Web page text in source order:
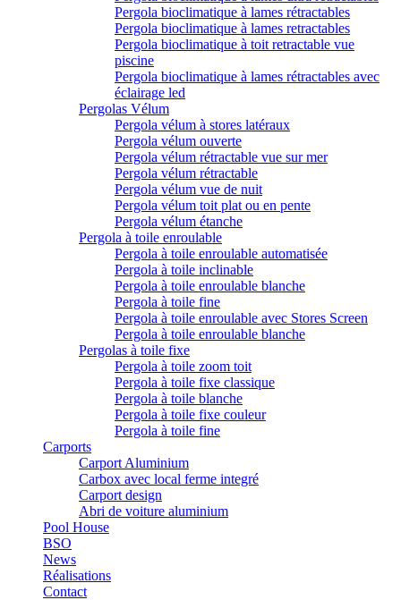
Pergola bioclimatique à lames rétractables
Pergola bioclimatique à lames retractables
Pergola bioclimatique à toit retractable vue
piscine
Pergola bioclimatique à lames rétractables avec
éclairage led
Pergolas Vélum
Pergola vélum à stores latéraux
Pergola vélum ouverte
Pergola vélum rétractable vue sur mer
Pergola vélum rétractable
Pergola vélum vue de nuit
Pergola vélum toit plat ou en pente
Pergola vélum étanche
Pergola à toile enroulable
Pergola à toile enroulable automatisée
Pergola à toile inclinable
Pergola à toile enroulable blanche
Pergola à toile fine
Pergola à toile enroulable avec Stores Screen
Pergola à toile enroulable blanche
Pergolas à toile fixe
Pergola à toile zoom toit
Pergola à toile fixe classique
Pergola à toile blanche
Pergola à toile fixe couleur
Pergola à toile fine
Carports
Carport Aluminium
Carbox avec local ferme integré
Carport design
Abri de voiture aluminium
Pool House
BSO
News
Réalisations
Contact